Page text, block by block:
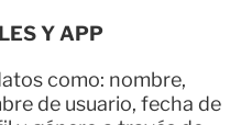
Y APP
como: nombre,
de usuario, fecha de